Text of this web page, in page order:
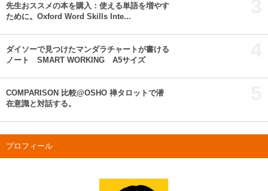
先生おススメの本を購入：使える単語を増やす
ために。Oxford Word Skills Inte...
ダイソーで見つけたマンダラチャートが書ける
ノート SMART WORKING A5サイズ
COMPARISON 比較@OSHO 禅タロットで潜
在意識と対話する。
プロフィール